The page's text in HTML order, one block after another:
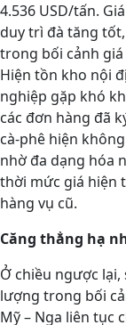
4.536 USD/tấn.
duy trì đà tăng
trong bối cảnh
Hiện tồn kho nội
nghiệp gặp khó
các đơn hàng đã
cà-phê hiện
nhờ đa dạng hóa
thời mức giá hiện
hàng vụ cũ.
Căng thẳng hạ
Ở chiều ngược
lượng trong bối
Mỹ – Nga liên tục